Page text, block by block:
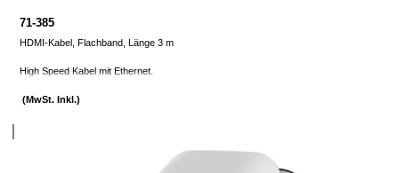
71-385
HDMI-Kabel, Flachband, Länge 3 m
High Speed Kabel mit Ethernet.
(MwSt. Inkl.)